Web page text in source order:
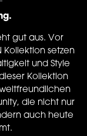
gut aus. Vor
Kollektion setzen
und Style
Kollektion
die nicht nur
auch heute